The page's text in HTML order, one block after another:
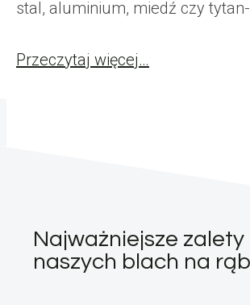
stal, aluminium, miedź czy
Przeczytaj więcej…
Najważniejsze zalety
naszych blach na